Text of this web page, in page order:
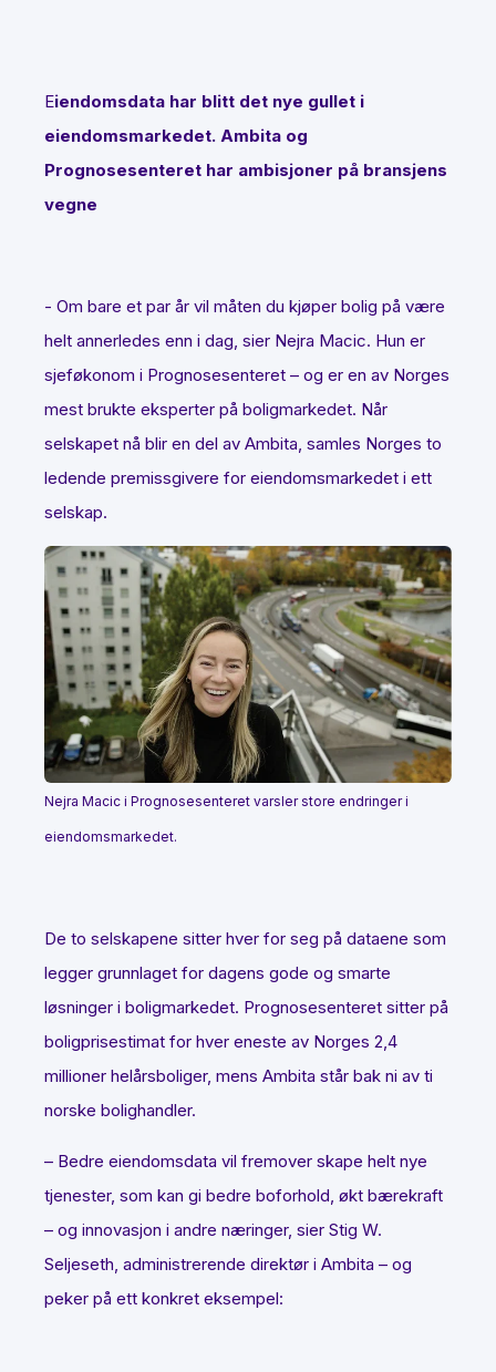
Eiendomsdata har blitt det nye gullet i
eiendomsmarkedet. Ambita og
Prognosesenteret har ambisjoner på bransjens
vegne
- Om bare et par år vil måten du kjøper bolig på være
helt annerledes enn i dag, sier Nejra Macic. Hun er
sjeføkonom i Prognosesenteret – og er en av Norges
mest brukte eksperter på boligmarkedet. Når
selskapet nå blir en del av Ambita, samles Norges to
ledende premissgivere for eiendomsmarkedet i ett
selskap.
Nejra Macic i Prognosesenteret varsler store endringer i
eiendomsmarkedet.
De to selskapene sitter hver for seg på dataene som
legger grunnlaget for dagens gode og smarte
løsninger i boligmarkedet. Prognosesenteret sitter på
boligprisestimat for hver eneste av Norges 2,4
millioner helårsboliger, mens Ambita står bak ni av ti
norske bolighandler.
– Bedre eiendomsdata vil fremover skape helt nye
tjenester, som kan gi bedre boforhold, økt bærekraft
– og innovasjon i andre næringer, sier Stig W.
Seljeseth, administrerende direktør i Ambita – og
peker på ett konkret eksempel: